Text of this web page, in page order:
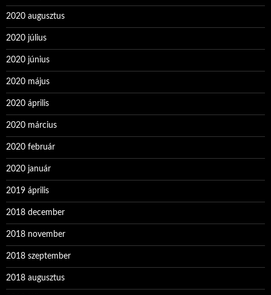
2020 augusztus
2020 július
2020 június
2020 május
2020 április
2020 március
2020 február
2020 január
2019 április
2018 december
2018 november
2018 szeptember
2018 augusztus